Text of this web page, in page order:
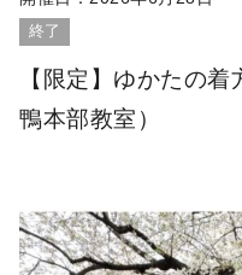
終了
【限定】ゆかたの
鴨本部教室）